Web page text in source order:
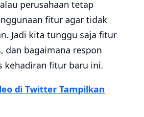
perusahaan tetap
fitur agar tidak
Jadi kita tunggu saja fitur
dan bagaimana respon
kehadiran fitur baru ini.
di Twitter Tampilkan